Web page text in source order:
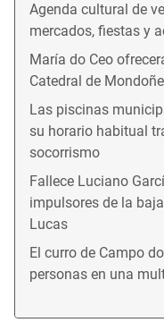
Agenda cultural de
mercados, fiestas y
María do Ceo
Catedral de
Las piscinas
su horario habitual
socorrismo
Fallece Luciano
impulsores de la
Lucas
El curro de Campo
personas en una